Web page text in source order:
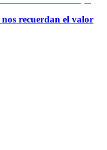
recuerdan el valor